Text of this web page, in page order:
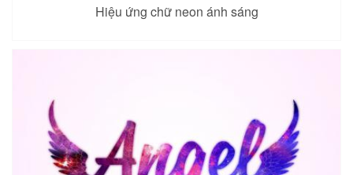
Hiệu ứng chữ neon ánh sáng